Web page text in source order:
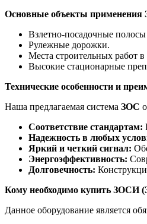
Основные объекты применения
Взлетно-посадочные
Рулежные дорожки.
Места строительных работ
Высокие стационарные
Технические особенности и
Наша предлагаемая система ЗОС
Соответствие стандартам:
Надежность в любых
Яркий и четкий сигнал:
Энергоэффективность:
Долговечность:
Кому необходимо купить ЗОСИ
Данное оборудование является